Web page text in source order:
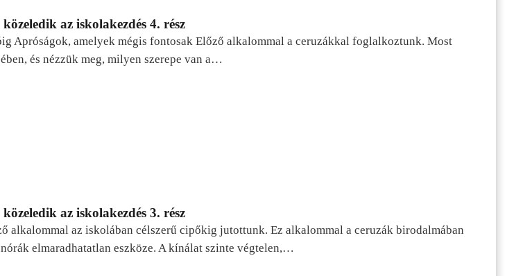
az iskolakezdés 4. rész
Apróságok, amelyek mégis fontosak Előző alkalommal a ceruzákkal foglalkoztunk. Most
és nézzük meg, milyen szerepe van a…
az iskolakezdés 3. rész
alkalommal az iskolában célszerű cipőkig jutottunk. Ez alkalommal a ceruzák birodalmában
elmaradhatatlan eszköze. A kínálat szinte végtelen,…